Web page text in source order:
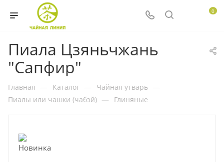
0
Пиала Цзяньчжань
"Сапфир"
Главная — Каталог — Чайная утварь —
Пиалы или чашки (чабэй) — Глиняные